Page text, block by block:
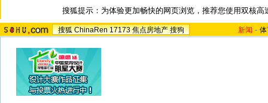
搜狐提示：为体验更加畅快的网页浏览，推荐您使用双核高
搜狐 ChinaRen 17173 焦点房地产 搜狗 新闻 -